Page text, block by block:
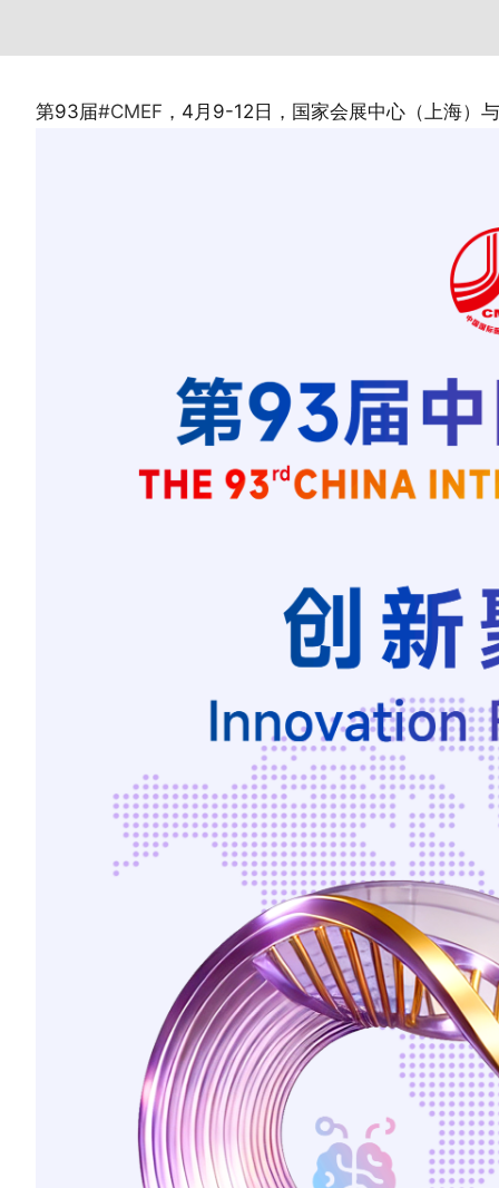
第93届#CMEF ，4月9-12日，国家会展中心（上海）